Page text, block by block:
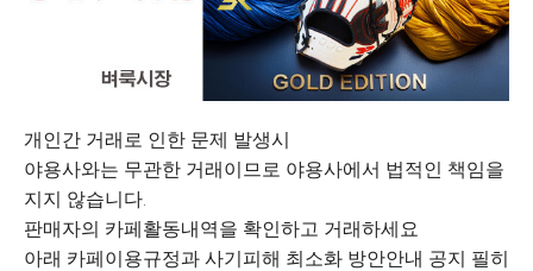
개인간 거래로 인한 문제 발생시
야용사와는 무관한 거래이므로 야용사에서 법적인 책임을
지지 않습니다.
판매자의 카페활동내역을 확인하고 거래하세요
아래 카페이용규정과 사기피해 최소화 방안안내 공지 필히